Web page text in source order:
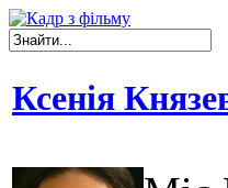
Ксенія